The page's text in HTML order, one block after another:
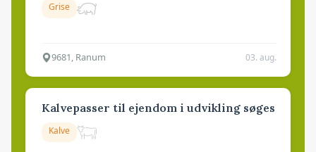
Grise
9681, Ranum 03. aug.
Kalvepasser til ejendom i udvikling søges
Kalve